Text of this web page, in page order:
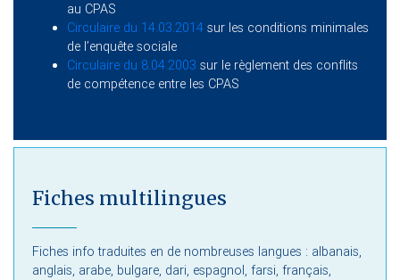
au CPAS
Circulaire du 14.03.2014 sur les conditions minimales
de l’enquête sociale
Circulaire du 8.04.2003 sur le règlement des conflits
de compétence entre les CPAS
Fiches multilingues
Fiches info traduites en de nombreuses langues : albanais,
anglais, arabe, bulgare, dari, espagnol, farsi, français,